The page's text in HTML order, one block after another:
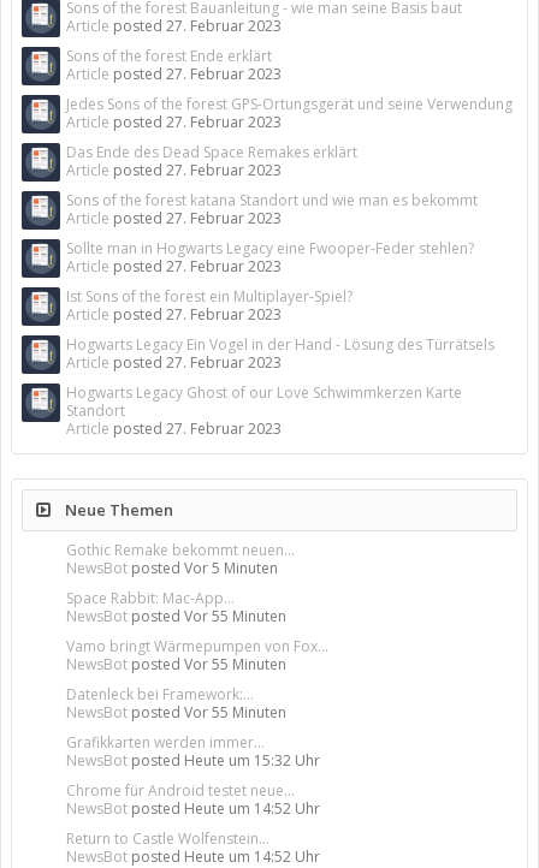
Sons of the forest Bauanleitung - wie man seine Basis baut
Article posted 27. Februar 2023
Sons of the forest Ende erklärt
Article posted 27. Februar 2023
Jedes Sons of the forest GPS-Ortungsgerät und seine Verwendung
Article posted 27. Februar 2023
Das Ende des Dead Space Remakes erklärt
Article posted 27. Februar 2023
Sons of the forest katana Standort und wie man es bekommt
Article posted 27. Februar 2023
Sollte man in Hogwarts Legacy eine Fwooper-Feder stehlen?
Article posted 27. Februar 2023
Ist Sons of the forest ein Multiplayer-Spiel?
Article posted 27. Februar 2023
Hogwarts Legacy Ein Vogel in der Hand - Lösung des Türrätsels
Article posted 27. Februar 2023
Hogwarts Legacy Ghost of our Love Schwimmkerzen Karte
Standort
Article posted 27. Februar 2023
Neue Themen
Gothic Remake bekommt neuen...
NewsBot posted Vor 5 Minuten
Space Rabbit: Mac-App...
NewsBot posted Vor 55 Minuten
Vamo bringt Wärmepumpen von Fox...
NewsBot posted Vor 55 Minuten
Datenleck bei Framework:...
NewsBot posted Vor 55 Minuten
Grafikkarten werden immer...
NewsBot posted Heute um 15:32 Uhr
Chrome für Android testet neue...
NewsBot posted Heute um 14:52 Uhr
Return to Castle Wolfenstein...
NewsBot posted Heute um 14:52 Uhr